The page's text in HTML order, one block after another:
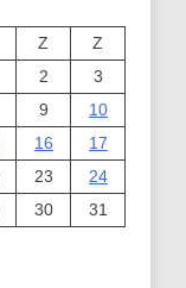
Z
Z
2
3
9
10
16
17
23
24
30 31